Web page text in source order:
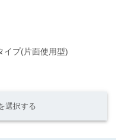
イプ(片面使用型)
選択する